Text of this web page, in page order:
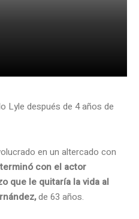
Lyle después de 4 años de
en un altercado con
con el actor
que le quitaría la vida al
de 63 años.